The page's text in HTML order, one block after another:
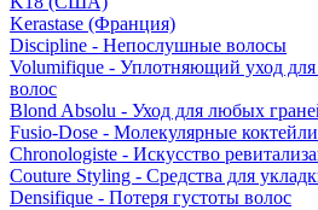
Kerastase (Франция)
Discipline - Непослушные волосы
Volumifique - Уплотняющий уход для
волос
Blond Absolu - Уход для любых
Fusio-Dose - Молекулярные
Chronologiste - Искусство
Couture Styling - Средства для
Densifique - Потеря густоты волос